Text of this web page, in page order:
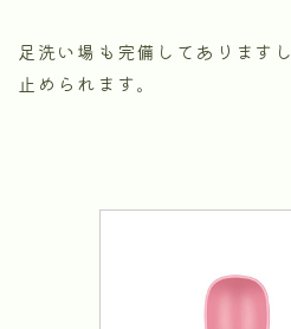
足洗い場も完備してあります
止められます。